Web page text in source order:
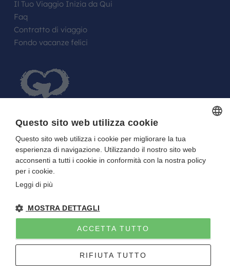
Il Tuo Viaggio Inizia da Qui
Faq
Contratto di viaggio
Fondo vacanze felici
FARE UN REGALO AGLI SPOSI O A UN
FESTEGGIATO?
La tua Lista in Viaggio…
Gitan viaggiNOTE LEGALI-PRIVACY- DIRETTIVA UE 2015/2032
P.I. E C.F. 01922670227 - CAPITALE SOCIALE I.V. 10.000 EURO
Questo sito web utilizza cookie
Questo sito web utilizza i cookie per migliorare la tua
esperienza di navigazione. Utilizzando il nostro sito web
acconsenti a tutti i cookie in conformità con la nostra policy
per i cookie.
Leggi di più
MOSTRA DETTAGLI
ACCETTA TUTTO
RIFIUTA TUTTO